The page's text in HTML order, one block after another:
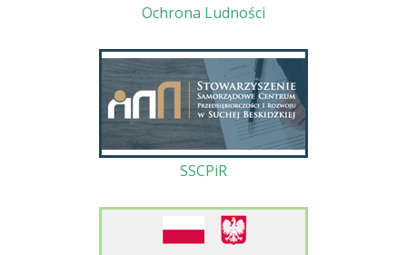
Ochrona Ludności
SSCPiR